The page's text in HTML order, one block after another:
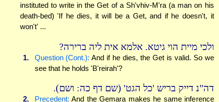
instituted to write in the Get of a Sh'vhiv-M'ra (a man on his
death-bed) 'If he dies, it will be a Get, and if he doesn't, it
won't' ...
ולכי מיית הוי גיטא. אלמא אית ליה ברירה?
1. Question (Cont.): And if he dies, the Get is valid. So we
see that he holds 'B'reirah'?
דה"נ דייק בריש 'כל הגט' (שם דף כה: ושם).
2. Precedent: And the Gemara makes he same inference